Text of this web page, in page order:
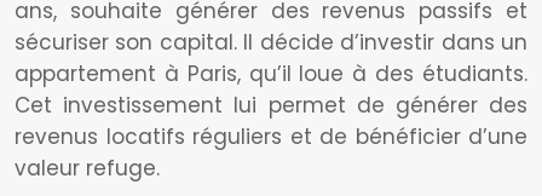
ans, souhaite générer des revenus passifs et
sécuriser son capital. Il décide d’investir dans un
appartement à Paris, qu’il loue à des étudiants.
Cet investissement lui permet de générer des
revenus locatifs réguliers et de bénéficier d’une
valeur refuge.